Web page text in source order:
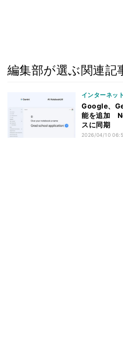
編集部が選ぶ関連記
インターネット
Google、
能を追加
スに同期
2026/04/10